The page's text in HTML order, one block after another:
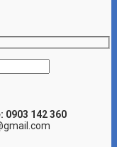
0903 142 360